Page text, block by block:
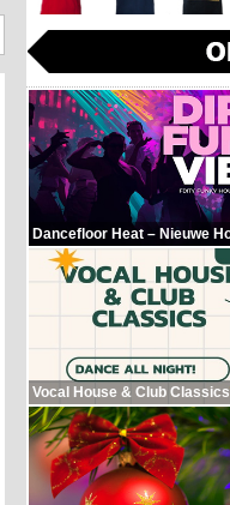
Dancefloor Heat – Nieuwe
Vocal House & Club